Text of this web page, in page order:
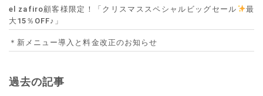
el zafiro顧客様限定！「クリスマススペシャルビッグセール
最
大15％OFF♪」
＊新メニュー導入と料金改正のお知らせ
過去の記事